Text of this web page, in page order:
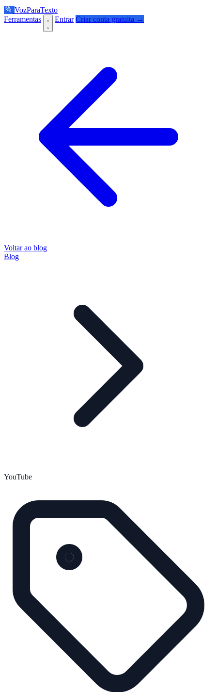
VozParaTexto
Ferramentas
Entrar Criar conta gratuita →
Voltar ao blog
Blog
YouTube